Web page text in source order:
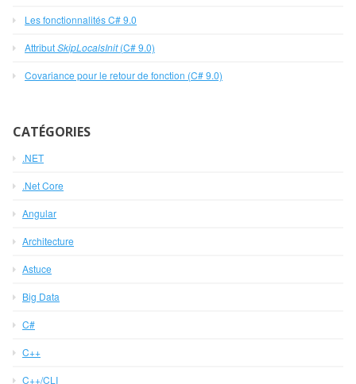
Les fonctionnalités C# 9.0
AttributSkipLocalsInit(C# 9.0)
Covariance pour le retour de fonction (C# 9.0)
CATÉGORIES
.NET
.Net Core
Angular
Architecture
Astuce
Big Data
C#
C++
C++/CLI